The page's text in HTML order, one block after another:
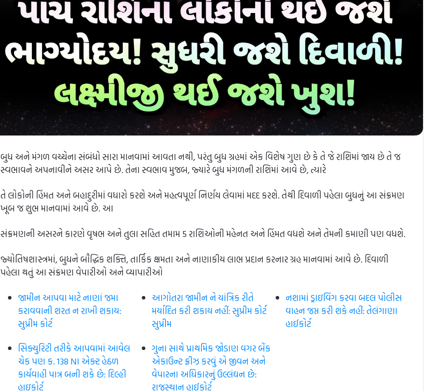
બુધ અને મંગળ વચ્ચેના સંબંધો સારા માનવામાં આવતા નથી, પરંતુ બુધ ગ્રહમાં એક વિશેષ ગુણ છે કે તે જે રાશિમાં જાય છે તે જ
સ્વભાવને અપનાવીને અસર આપે છે. તેના સ્વભાવ મુજબ, જ્યારે બુધ મંગળની રાશિમાં આવે છે, ત્યારે
તે લોકોની હિંમત અને બહાદુરીમાં વધારો કરશે અને મહત્વપૂર્ણ નિર્ણય લેવામાં મદદ કરશે. તેથી દિવાળી પહેલા બુધનું આ સંક્રમણ
ખૂબ જ શુભ માનવામાં આવે છે. આ
સંક્રમણની અસરને કારણે વૃષભ અને તુલા સહિત તમામ 5 રાશિઓની મહેનત અને હિંમત વધશે અને તેમની કમાણી પણ વધશે.
જ્યોતિષશાસ્ત્રમાં, બુધને બૌદ્ધિક શક્તિ, તાર્કિક ક્ષમતા અને નાણાકીય લાભ પ્રદાન કરનાર ગ્રહ માનવામાં આવે છે. દિવાળી
પહેલા થતું આ સંક્રમણ વેપારીઓ અને વ્યાપારીઓ
જામીન આપવા માટે નાણાં જમા
કરાવવાની શરત ન રાખી શકાય:
સુપ્રીમ કોર્ટ
આગોતરા જામીન ને યાંત્રિક રીતે
મર્યાદિત કરી શકાય નહીં: સુપ્રીમ કોર્ટ​
સુપ્રીમ
નશામાં ડ્રાઇવિંગ કરવા બદલ પોલીસ
વાહન જપ્ત કરી શકે નહીં: તેલંગાણા
હાઈકોર્ટ
સિક્યુરિટી તરીકે આપવામાં આવેલ
ચેક પણ ક. 138 NI એક્ટ હેઠળ
કાર્યવાહી પાત્ર બની શકે છે: દિલ્હી
હાઇકોર્ટ
ગુના સાથે પ્રાથમિક જોડાણ વગર બેંક
એકાઉન્ટ ફ્રીઝ કરવું એ જીવન અને
વેપારના અધિકારનું ઉલ્લંઘન છે:
રાજસ્થાન હાઈકોર્ટ